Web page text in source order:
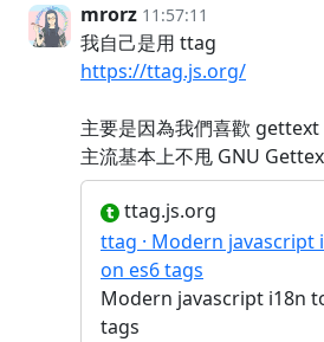
mrorz 11:57:11
我自己是用 ttag
https://ttag.js.org/
主要是因為我們喜歡
主流基本上不甩 GNU
ttag.js.org
ttag · Modern javascript
on es6 tags
Modern javascript i18n
tags